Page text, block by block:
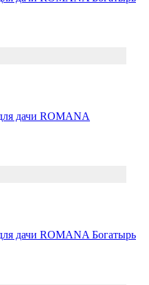
дачи ROMANA
дачи ROMANA Богатырь